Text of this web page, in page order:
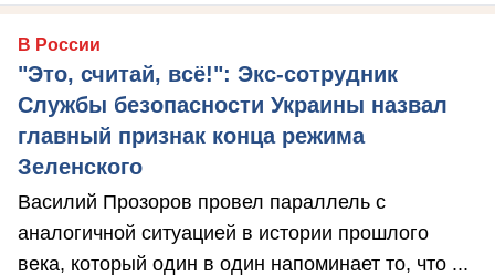
В России
"Это, считай, всё!": Экс-сотрудник
Службы безопасности Украины назвал
главный признак конца режима
Зеленского
Василий Прозоров провел параллель с
аналогичной ситуацией в истории прошлого
века, который один в один напоминает то, что ...